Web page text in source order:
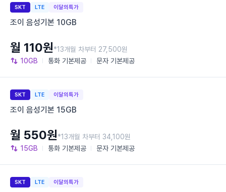
SKT LTE 이달의특가
조이 음성기본 10GB
10GB 통화 기본제공 문자 기본제공
월 110원*13개월 차부터 27,500원
SKT LTE 이달의특가
조이 음성기본 15GB
15GB 통화 기본제공 문자 기본제공
월 550원*13개월 차부터 34,100원
SKT LTE 이달의특가